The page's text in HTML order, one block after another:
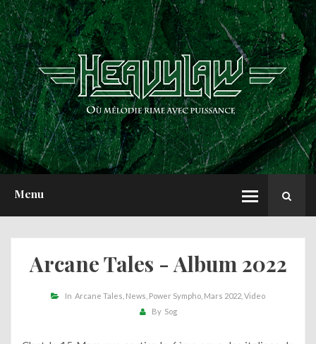
Menu
ACCUEIL
NEWS
CHRONIQUES
INTERVIEWS
REPORTS
A PROPOS
Arcane Tales - Album 2022
In Arcane Tales News Power Sympho Mars 2022 Video
By Sog